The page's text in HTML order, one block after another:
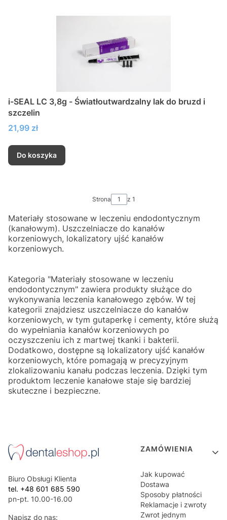
i-SEAL LC 3,8g - Światłoutwardzalny lak do bruzd i
szczelin
Cena
21,99 zł
Do koszyka
Strona z 1
Materiały stosowane w leczeniu endodontycznym
(kanałowym). Uszczelniacze do kanałów
korzeniowych, lokalizatory ujść kanałów
korzeniowych.
Kategoria "Materiały stosowane w leczeniu
endodontycznym" zawiera produkty służące do
wykonywania leczenia kanałowego zębów. W tej
kategorii znajdziesz uszczelniacze do kanałów
korzeniowych, w tym gutaperkę i cementy, które służą
do wypełniania kanałów korzeniowych po
oczyszczeniu ich z martwej tkanki i bakterii.
Dodatkowo, dostępne są lokalizatory ujść kanałów
korzeniowych, które pomagają w precyzyjnym
zlokalizowaniu kanału podczas leczenia. Dzięki tym
produktom leczenie kanałowe staje się bardziej
skuteczne i bezpieczne.
Biuro Obsługi Klienta
tel. +48 601 685 590
pn-pt. 10.00-16.00
Napisz do nas:
Linki w stopce
ZAMÓWIENIA
Jak kupować
Dostawa
Sposoby płatności
Reklamacje i zwroty
Zwrot jednym